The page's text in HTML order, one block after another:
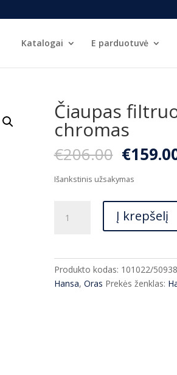
Katalogai E parduotuvė
Čiaupas
chromas
€206.00
price
was:
€
Išankstinis užsakymas
kiekis:
vandeniui
chromas
Į krepšelį
Produkto kodas: 101022/
Hansa, Oras Prekės ženklas: